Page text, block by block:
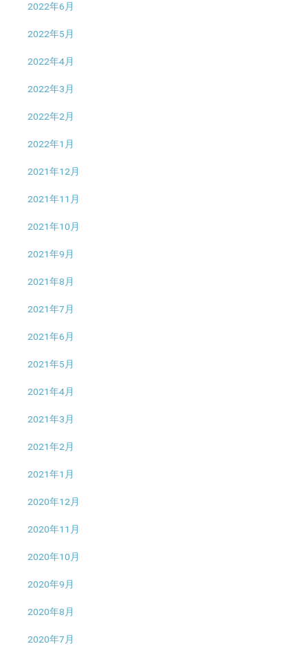
2022年6月
2022年5月
2022年4月
2022年3月
2022年2月
2022年1月
2021年12月
2021年11月
2021年10月
2021年9月
2021年8月
2021年7月
2021年6月
2021年5月
2021年4月
2021年3月
2021年2月
2021年1月
2020年12月
2020年11月
2020年10月
2020年9月
2020年8月
2020年7月